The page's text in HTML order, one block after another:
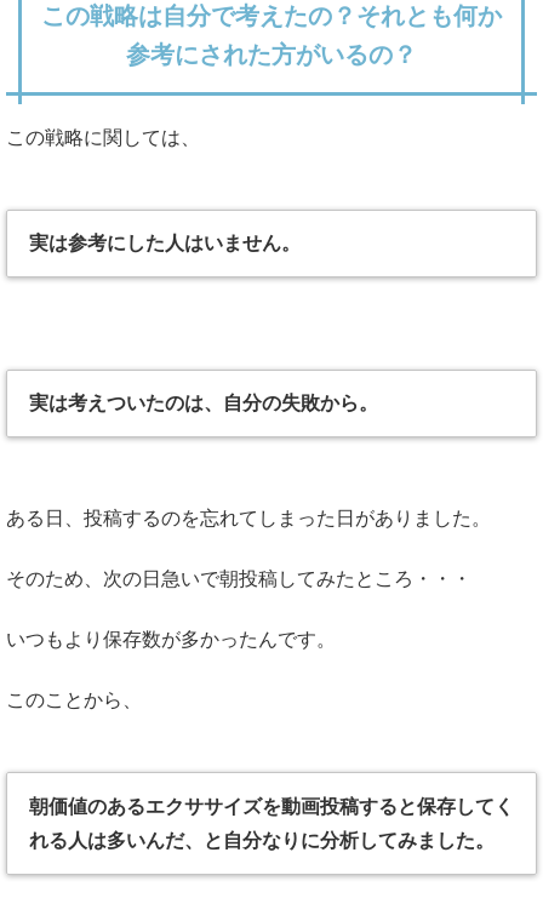
この戦略は自分で考えたの？それとも何か
参考にされた方がいるの？
この戦略に関しては、
実は参考にした人はいません。
実は考えついたのは、自分の失敗から。
ある日、投稿するのを忘れてしまった日がありました。
そのため、次の日急いで朝投稿してみたところ・・・
いつもより保存数が多かったんです。
このことから、
朝価値のあるエクササイズを動画投稿すると保存してく
れる人は多いんだ、と自分なりに分析してみました。